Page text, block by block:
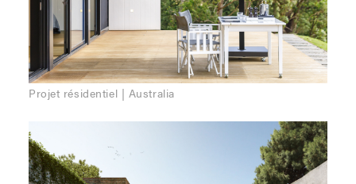
Projet résidentiel | Australia